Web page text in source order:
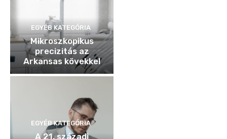
EGYÉB KATEGÓRIA
Mikroszkopikus
precizitás az
Arkansas kövekkel
EGYÉB KATEGÓRIA
A 21. századi